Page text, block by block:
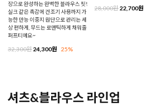
장으로 완성하는 완벽한 블라우스 핏!
실크 같은 촉감에 건조기 사용까지 가
능한 만능 이중지 원단으로 관리는 세
상 편하게, 무드는 로맨틱하게 채워줄
퍼프티예요~
32,300원24,300원 25%
28,000원22,700원
셔츠&블라우스 라인업